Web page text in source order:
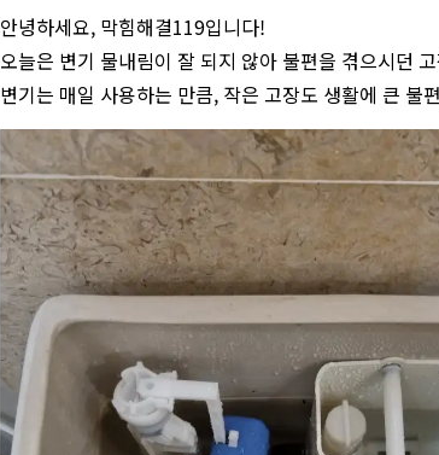
안녕하세요, 막힘해결119입니다!
오늘은 변기 물내림이 잘 되지 않아 불편을 겪으시던
변기는 매일 사용하는 만큼, 작은 고장도 생활에 큰